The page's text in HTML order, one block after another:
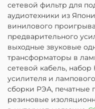
сетевой фильтр для
аудиотехники из
винилового
предварительного
выходные звуковые
трансформаторы в
сетевой кабель,
усилителя и
сборки РЭА, печатные
резиновые